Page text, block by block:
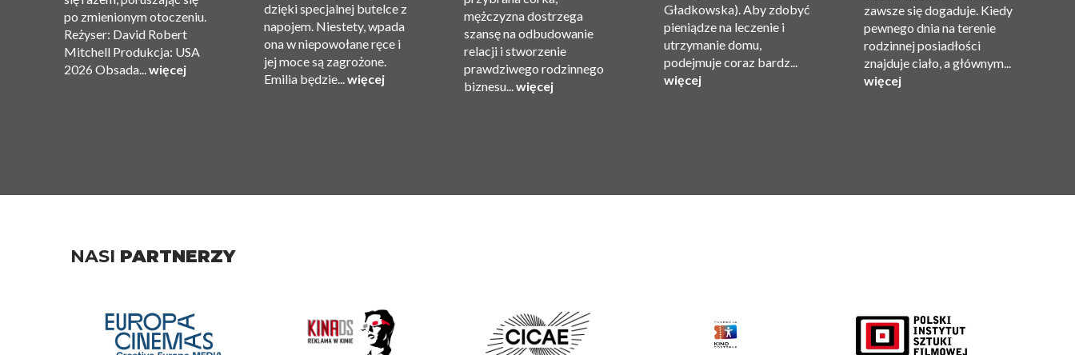
po zmienionym otoczeniu.
Reżyser: David Robert
Mitchell Produkcja: USA
2026 Obsada...więcej
dzięki specjalnej butelce z
napojem. Niestety, wpada
ona w niepowołane ręce i
jej moce są zagrożone.
Emilia będzie...więcej
mężczyzna dostrzega
szansę na odbudowanie
relacji i stworzenie
prawdziwego rodzinnego
biznesu...więcej
Gładkowska). Aby zdobyć
pieniądze na leczenie i
utrzymanie domu,
podejmuje coraz bardz...
więcej
zawsze się dogaduje. Kiedy
pewnego dnia na terenie
rodzinnej posiadłości
znajduje ciało, a głównym...
więcej
NASI PARTNERZY